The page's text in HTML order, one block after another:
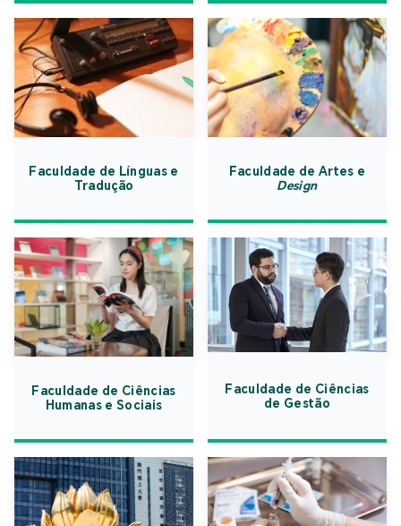
Faculdade de Línguas e
Tradução
Faculdade de Artes e
Design
Faculdade de Ciências
Humanas e Sociais
Faculdade de Ciências
de Gestão